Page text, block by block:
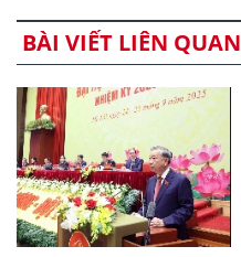
BÀI VIẾT LIÊN QUAN